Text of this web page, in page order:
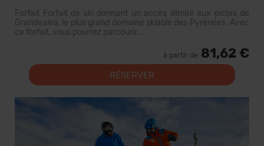
Forfait Forfait de ski donnant un accès illimité aux pistes de
Grandvalira, le plus grand domaine skiable des Pyrénées. Avec
ce forfait, vous pourrez parcourir...
à partir de 81,62 €
RÉSERVER